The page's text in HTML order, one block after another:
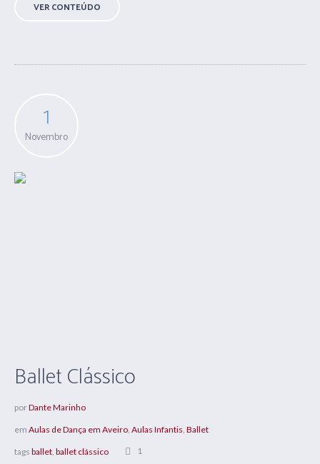
VER CONTEÚDO
1
Novembro
Ballet Clássico
porDante Marinho
em Aulas de Dança em Aveiro Aulas Infantis Ballet
tags ballet ballet clássico 1